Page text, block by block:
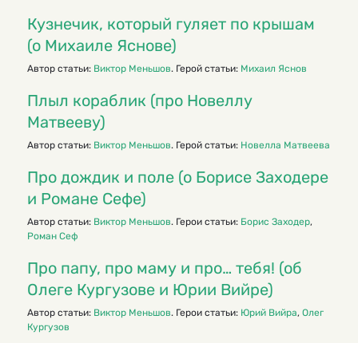
Кузнечик, который гуляет по крышам
(о Михаиле Яснове)
Автор статьи: Виктор Меньшов. Герой статьи: Михаил Яснов
Плыл кораблик (про Новеллу
Матвееву)
Автор статьи: Виктор Меньшов. Герой статьи: Новелла Матвеева
Про дождик и поле (о Борисе Заходере
и Романе Сефе)
Автор статьи: Виктор Меньшов. Герои статьи: Борис Заходер,
Роман Сеф
Про папу, про маму и про… тебя! (об
Олеге Кургузове и Юрии Вийре)
Автор статьи: Виктор Меньшов. Герои статьи: Юрий Вийра, Олег
Кургузов